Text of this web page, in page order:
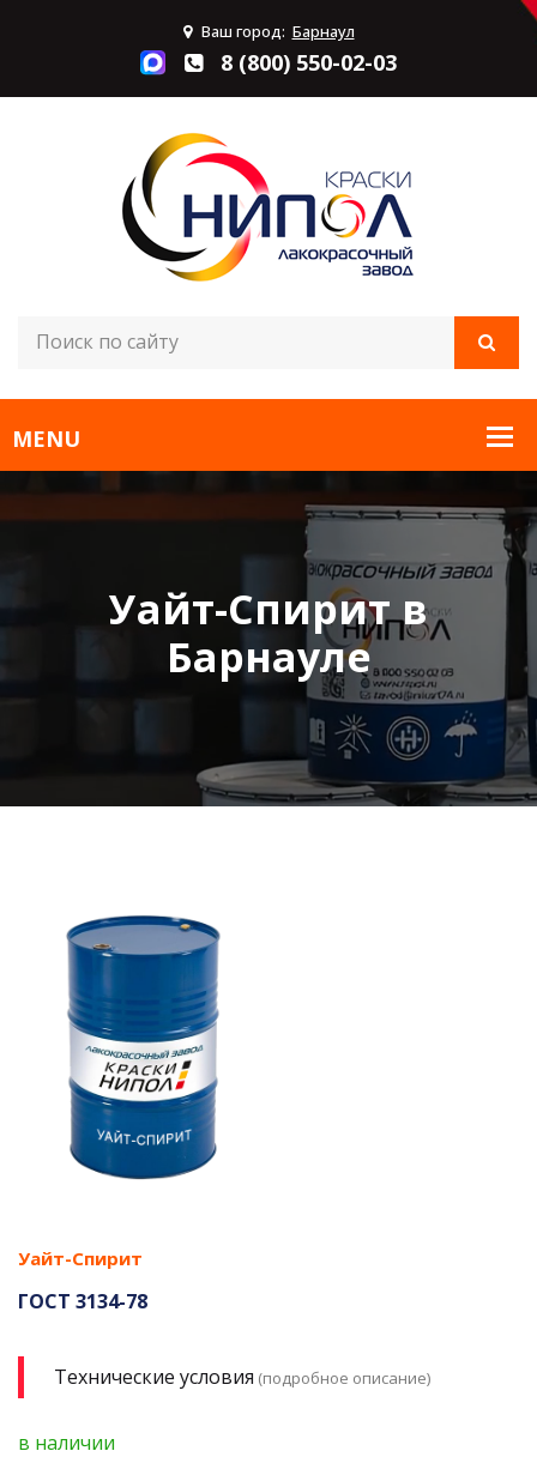
Ваш город: Барнаул
8 (800) 550-02-03
Уайт-Спирит в
Барнауле
Уайт-Спирит
ГОСТ 3134-78
Технические условия (подробное описание)
в наличии